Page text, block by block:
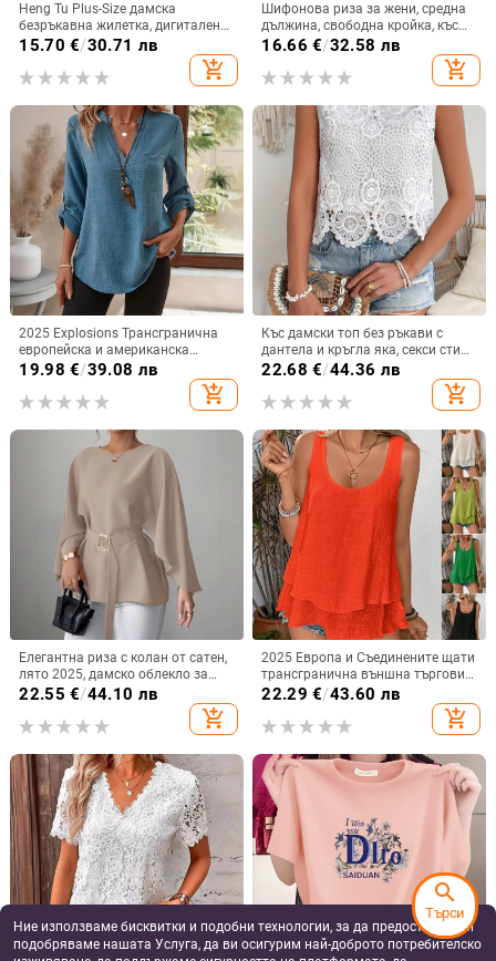
Heng Tu Plus-Size дамска
безръкавна жилетка, дигитален
животински принт, полиестер,
кръгло деколте, свободен силует,
лято
15.70 €/30.71 лв
add_shopping_cart
Шифонова риза за жени, средна
дължина, свободна кройка, къс
ръкав, едноцветна, полиестер
16.66 €/32.58 лв
add_shopping_cart
2025 Explosions Трансгранична
европейска и американска
дамска модна ежедневна риза с
деветточков ръкав и назъбено V-
образно деколте за жени
19.98 €/39.08 лв
add_shopping_cart
Къс дамски топ без ръкави с
дантела и кръгла яка, секси стил,
кратък дизайн; съдържание на
22.68 €/44.36 лв
add_shopping_cart
Елегантна риза с колан от сатен,
лято 2025, дамско облекло за
през граница, Aliexpress, Amazon,
ежедневен комфорт, независима
станция
22.55 €/44.10 лв
add_shopping_cart
2025 Европа и Съединените щати
трансгранична външна търговия
нова жилетка с презрамка, без
ръкави, двуслойна тениска с
каишка и опашка
22.29 €/43.60 лв
add_shopping_cart
Ние използваме бисквитки и подобни технологии, за да предоставяме и
подобряваме нашата Услуга, да ви осигурим най-доброто потребителско
search
Търси